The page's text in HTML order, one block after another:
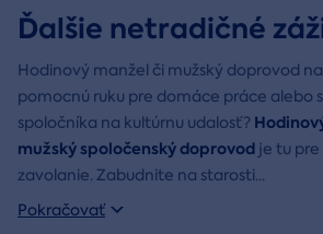
Ďalšie netradičné
Hodinový manžel či mužský doprovod
pomocnú ruku pre domáce práce alebo
spoločníka na kultúrnu udalosť?
mužský spoločenský doprovod je tu pre
zavolanie. Zabudnite na starosti...
Pokračovať